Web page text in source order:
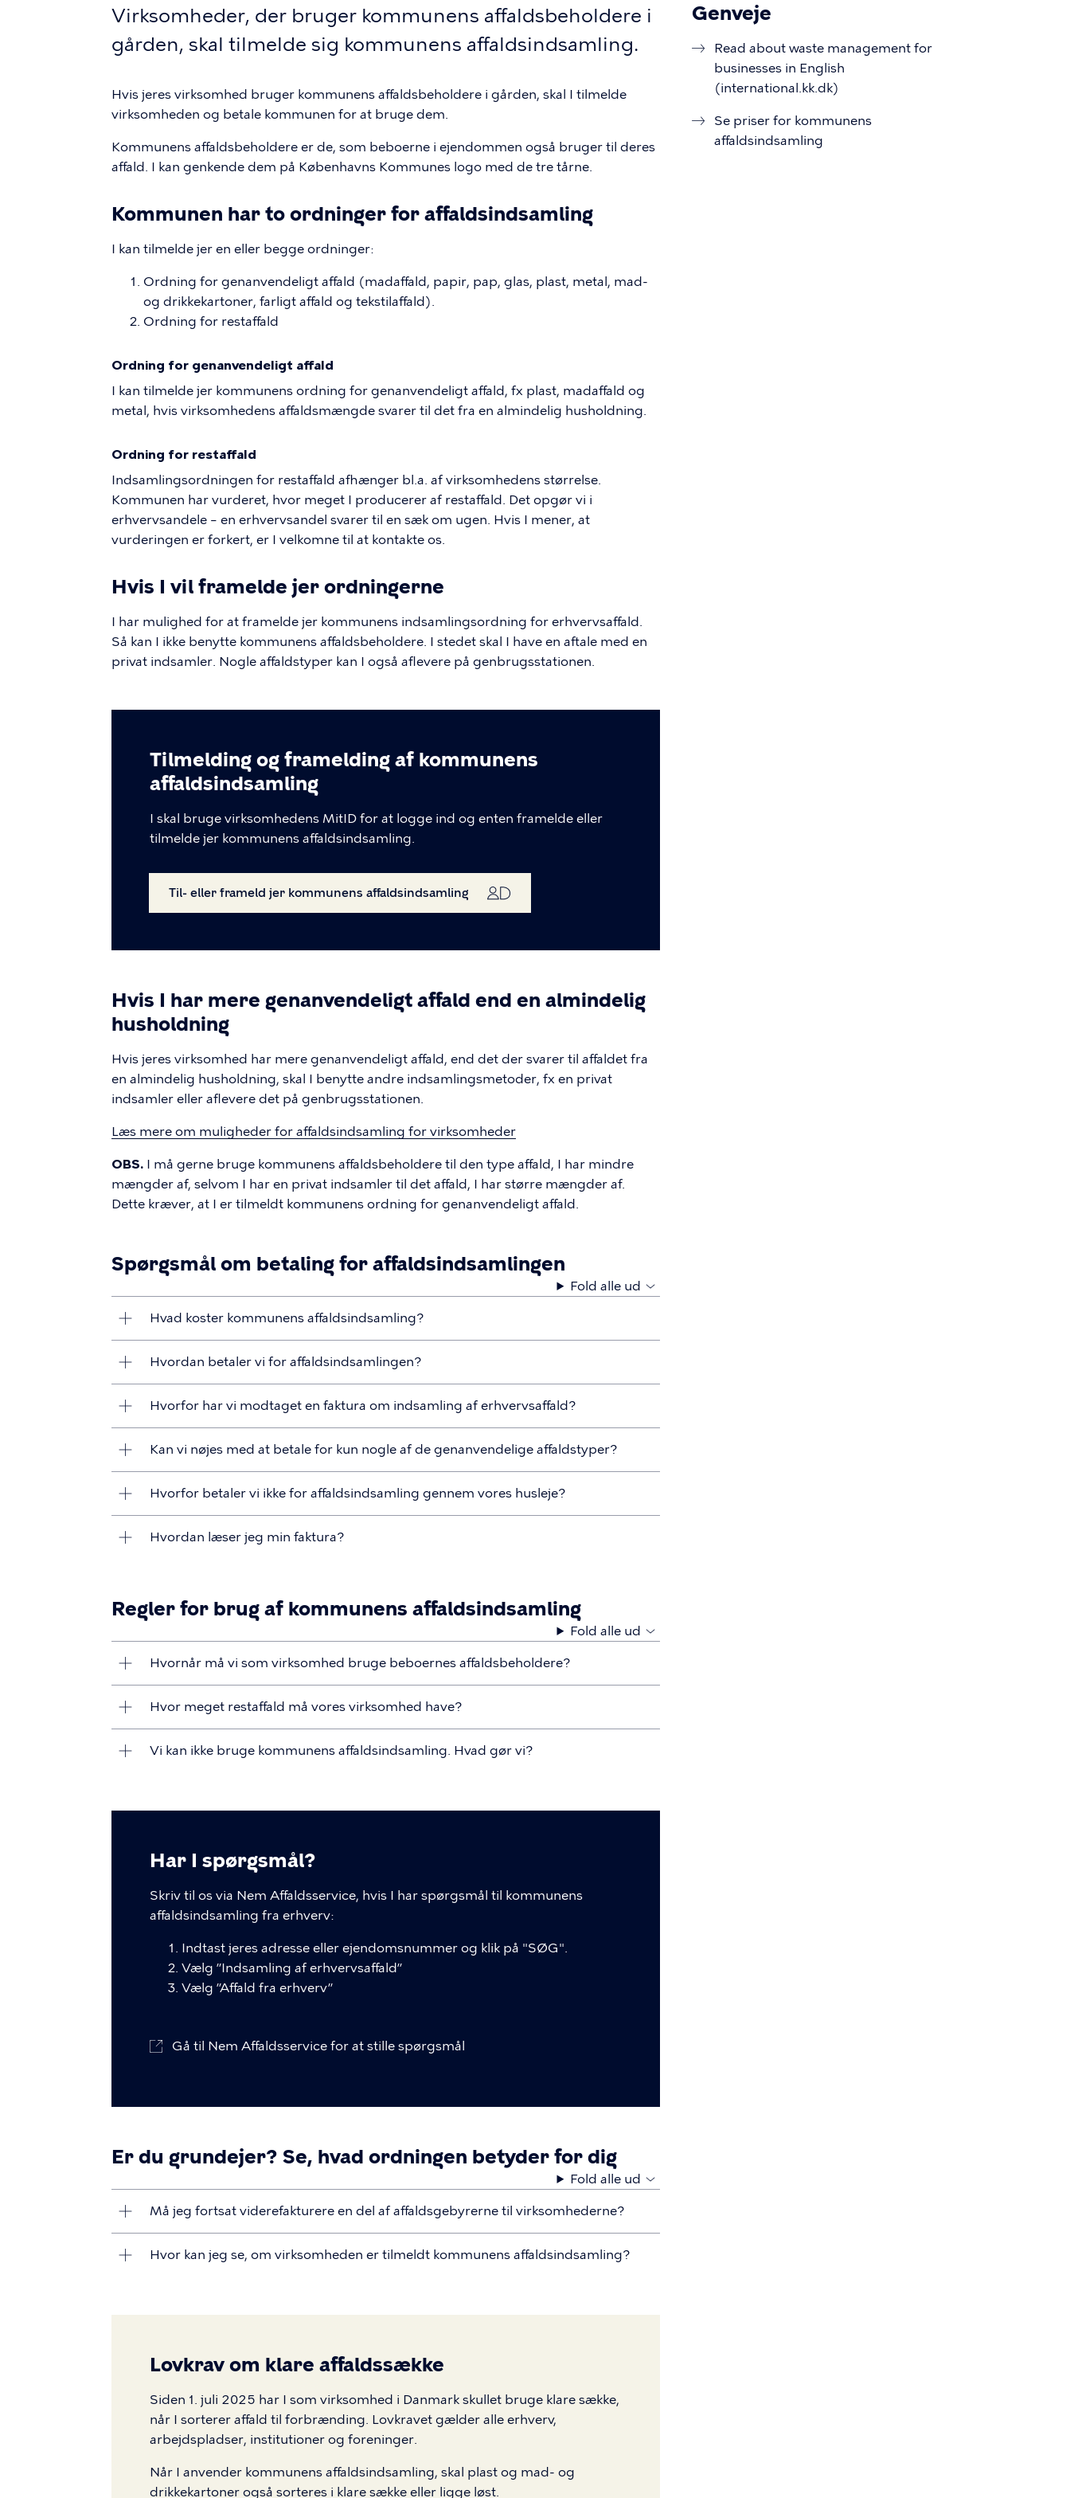
Virksomheder, der bruger kommunens affaldsbeholdere i
gården, skal tilmelde sig kommunens affaldsindsamling.
Hvis jeres virksomhed bruger kommunens affaldsbeholdere i gården, skal I tilmelde
virksomheden og betale kommunen for at bruge dem.
Kommunens affaldsbeholdere er de, som beboerne i ejendommen også bruger til deres
affald. I kan genkende dem på Københavns Kommunes logo med de tre tårne.
Kommunen har to ordninger for affaldsindsamling
I kan tilmelde jer en eller begge ordninger:
Ordning for genanvendeligt affald (madaffald, papir, pap, glas, plast, metal, mad-
og drikkekartoner, farligt affald og tekstilaffald).
Ordning for restaffald
Ordning for genanvendeligt affald
I kan tilmelde jer kommunens ordning for genanvendeligt affald, fx plast, madaffald og
metal, hvis virksomhedens affaldsmængde svarer til det fra en almindelig husholdning.
Ordning for restaffald
Indsamlingsordningen for restaffald afhænger bl.a. af virksomhedens størrelse.
Kommunen har vurderet, hvor meget I producerer af restaffald. Det opgør vi i
erhvervsandele – en erhvervsandel svarer til en sæk om ugen. Hvis I mener, at
vurderingen er forkert, er I velkomne til at kontakte os.
Hvis I vil framelde jer ordningerne
I har mulighed for at framelde jer kommunens indsamlingsordning for erhvervsaffald.
Så kan I ikke benytte kommunens affaldsbeholdere. I stedet skal I have en aftale med en
privat indsamler. Nogle affaldstyper kan I også aflevere på genbrugsstationen.
Tilmelding og framelding af kommunens
affaldsindsamling
I skal bruge virksomhedens MitID for at logge ind og enten framelde eller
tilmelde jer kommunens affaldsindsamling.
Til- eller frameld jer kommunens affaldsindsamling
Hvis I har mere genanvendeligt affald end en almindelig
husholdning
Hvis jeres virksomhed har mere genanvendeligt affald, end det der svarer til affaldet fra
en almindelig husholdning, skal I benytte andre indsamlingsmetoder, fx en privat
indsamler eller aflevere det på genbrugsstationen.
Læs mere om muligheder for affaldsindsamling for virksomheder
OBS. I må gerne bruge kommunens affaldsbeholdere til den type affald, I har mindre
mængder af, selvom I har en privat indsamler til det affald, I har større mængder af.
Dette kræver, at I er tilmeldt kommunens ordning for genanvendeligt affald.
Spørgsmål om betaling for affaldsindsamlingen
Fold alle ud
Hvad koster kommunens affaldsindsamling?
Hvordan betaler vi for affaldsindsamlingen?
Hvorfor har vi modtaget en faktura om indsamling af erhvervsaffald?
Kan vi nøjes med at betale for kun nogle af de genanvendelige affaldstyper?
Hvorfor betaler vi ikke for affaldsindsamling gennem vores husleje?
Hvordan læser jeg min faktura?
Regler for brug af kommunens affaldsindsamling
Fold alle ud
Hvornår må vi som virksomhed bruge beboernes affaldsbeholdere?
Hvor meget restaffald må vores virksomhed have?
Vi kan ikke bruge kommunens affaldsindsamling. Hvad gør vi?
Har I spørgsmål?
Skriv til os via Nem Affaldsservice, hvis I har spørgsmål til kommunens
affaldsindsamling fra erhverv:
Indtast jeres adresse eller ejendomsnummer og klik på "SØG".
Vælg ”Indsamling af erhvervsaffald”
Vælg ”Affald fra erhverv”
Gå til Nem Affaldsservice for at stille spørgsmål
Er du grundejer? Se, hvad ordningen betyder for dig
Fold alle ud
Må jeg fortsat viderefakturere en del af affaldsgebyrerne til virksomhederne?
Hvor kan jeg se, om virksomheden er tilmeldt kommunens affaldsindsamling?
Lovkrav om klare affaldssække
Siden 1. juli 2025 har I som virksomhed i Danmark skullet bruge klare sække,
når I sorterer affald til forbrænding. Lovkravet gælder alle erhverv,
arbejdspladser, institutioner og foreninger.
Når I anvender kommunens affaldsindsamling, skal plast og mad- og
drikkekartoner også sorteres i klare sække eller ligge løst.
Genveje
Read about waste management for
businesses in English
(international.kk.dk)
Se priser for kommunens
affaldsindsamling